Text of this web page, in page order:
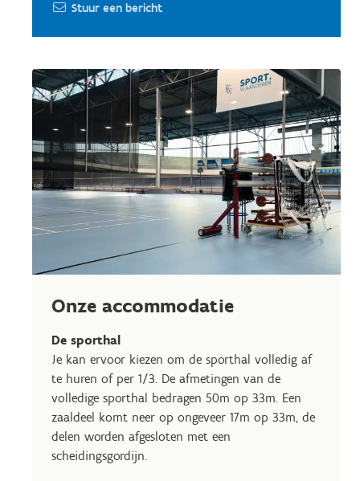
Stuur een bericht
Onze accommodatie
De sporthal
Je kan ervoor kiezen om de sporthal volledig af
te huren of per 1/3. De afmetingen van de
volledige sporthal bedragen 50m op 33m. Een
zaaldeel komt neer op ongeveer 17m op 33m, de
delen worden afgesloten met een
scheidingsgordijn.